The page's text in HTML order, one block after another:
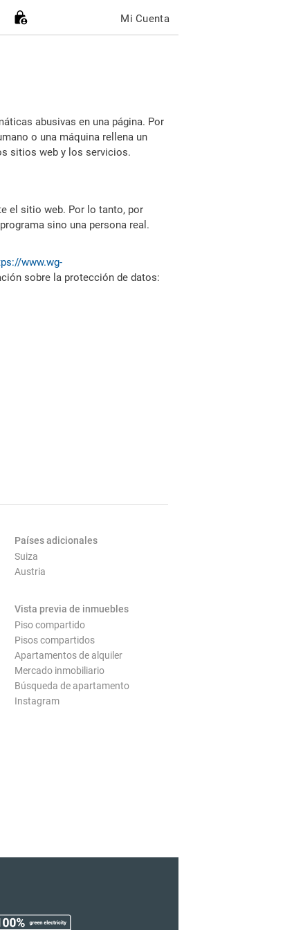
Mi Cuenta
abusivas en una página. Por
o una máquina rellena un
sitios web y los servicios.
el sitio web. Por lo tanto, por
sino una persona real.
www.wg-
sobre la protección de datos:
Países adicionales
Suiza
Austria
Vista previa de inmuebles
Piso compartido
Pisos compartidos
Apartamentos de alquiler
Mercado inmobiliario
Búsqueda de apartamento
Instagram